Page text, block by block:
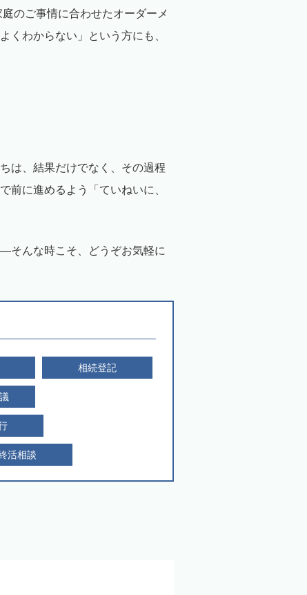
庭のご事情に合わせたオーダーメ
く わからない」という方にも、
は、結果だけでなく、その過程
前に進めるよう「ていねいに、
そんな時こそ、どうぞお気軽に
相続登記
活相談